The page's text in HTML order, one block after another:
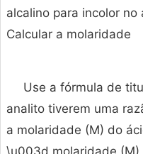
alcalino para incolor no
Calcular a molaridade
Use a fórmula de
analito tiverem uma
a molaridade (M) do